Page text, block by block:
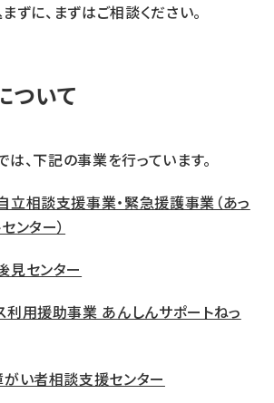
ずに、まずはご相談ください。
ついて
、下記の事業を行っています。
立相談支援事業・緊急援護事業（あっ
ンター）
見センター
利用援助事業 あんしんサポートねっ
がい者相談支援センター